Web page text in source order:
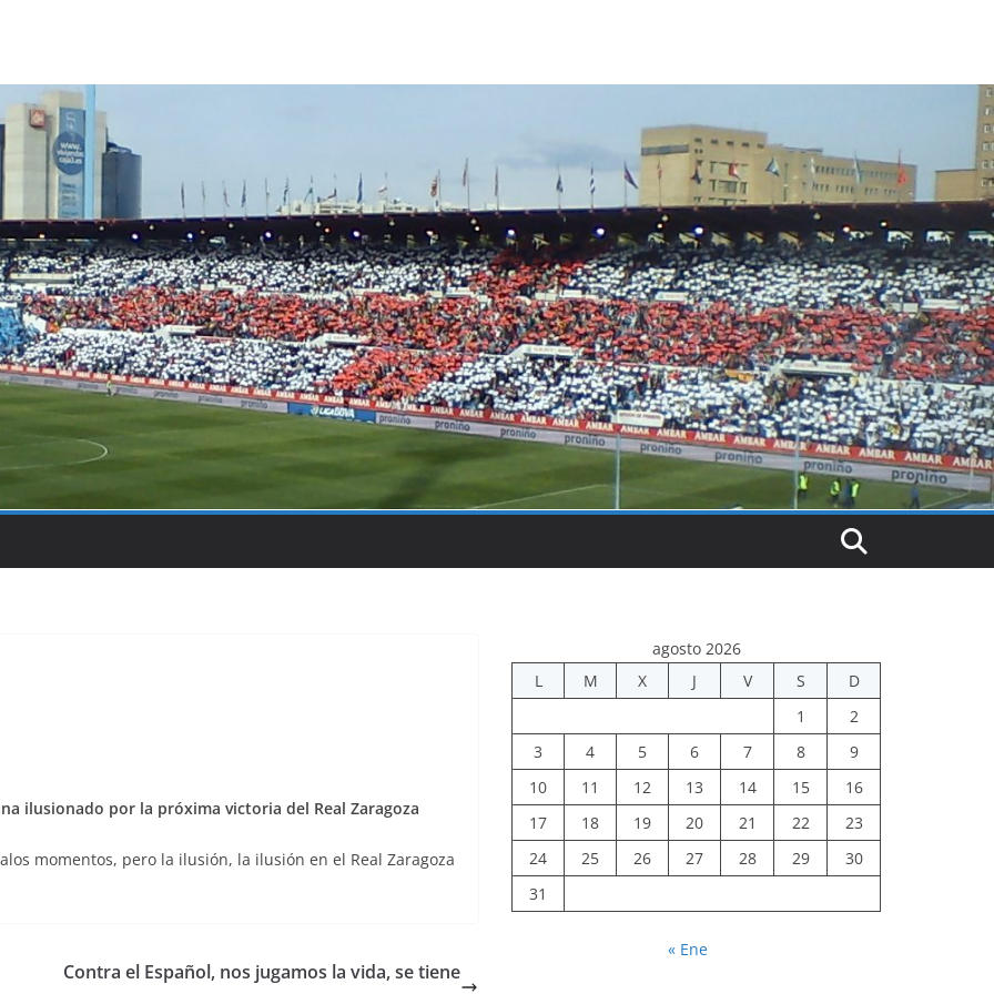
ilusionado por la próxima victoria del Real Zaragoza
momentos, pero la ilusión, la ilusión en el Real Zaragoza
Contra el Español, nos jugamos la vida, se tiene
agosto 2026
L
M X J V S
D
1
2
3
4 5 6 7 8
9
10
11 12 13 14 15
16
17
18 19 20 21 22
23
24
25 26 27 28 29
30
31
« Ene